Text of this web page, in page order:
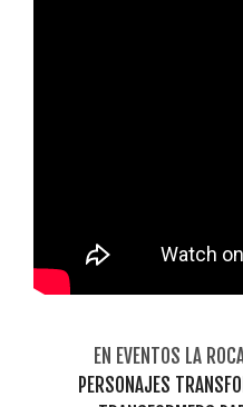
EN EVENTOS LA
PERSONAJES